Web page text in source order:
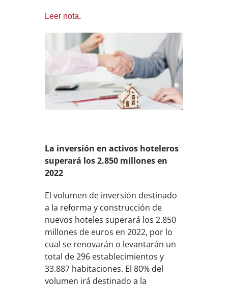
Leer nota.
La inversión en activos hoteleros
superará los 2.850 millones en
2022
El volumen de inversión destinado
a la reforma y construcción de
nuevos hoteles superará los 2.850
millones de euros en 2022, por lo
cual se renovarán o levantarán un
total de 296 establecimientos y
33.887 habitaciones. El 80% del
volumen irá destinado a la